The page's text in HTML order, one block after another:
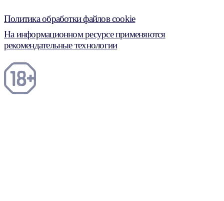
Политика обработки файлов cookie
На информационном ресурсе применяются
рекомендательные технологии